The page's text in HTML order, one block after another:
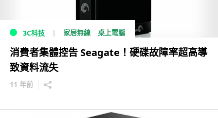
3C科技 家居無線 桌上電腦
消費者集體控告 Seagate！硬碟故障率超高導
致資料流失
11 年前